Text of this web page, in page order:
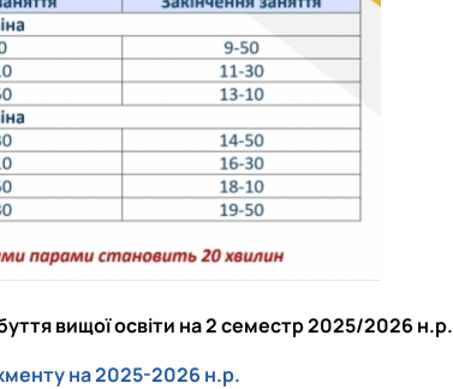
вищої освіти на 2 семестр 2025/2026 н.р.
на 2025-2026 н.р.